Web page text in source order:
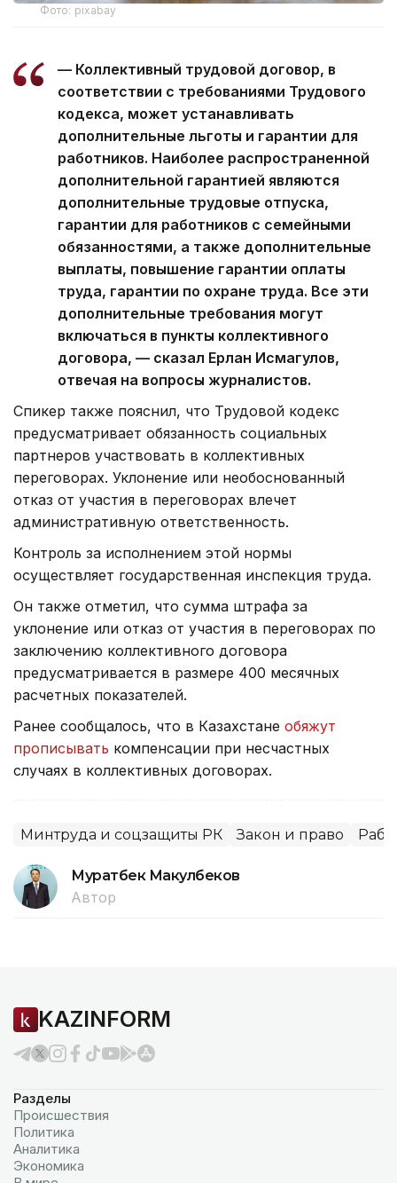
Фото: pixabay
— Коллективный трудовой договор, в
соответствии с требованиями Трудового
кодекса, может устанавливать
дополнительные льготы и гарантии для
работников. Наиболее распространенной
дополнительной гарантией являются
дополнительные трудовые отпуска,
гарантии для работников с семейными
обязанностями, а также дополнительные
выплаты, повышение гарантии оплаты
труда, гарантии по охране труда. Все эти
дополнительные требования могут
включаться в пункты коллективного
договора, — сказал Ерлан Исмагулов,
отвечая на вопросы журналистов.
Спикер также пояснил, что Трудовой кодекс
предусматривает обязанность социальных
партнеров участвовать в коллективных
переговорах. Уклонение или необоснованный
отказ от участия в переговорах влечет
административную ответственность.
Контроль за исполнением этой нормы
осуществляет государственная инспекция труда.
Он также отметил, что сумма штрафа за
уклонение или отказ от участия в переговорах по
заключению коллективного договора
предусматривается в размере 400 месячных
расчетных показателей.
Ранее сообщалось, что в Казахстане обяжут
прописывать компенсации при несчастных
случаях в коллективных договорах.
Минтруда и соцзащиты РК Закон и право
Муратбек Макулбеков
Автор
KAZINFORM
Разделы
Происшествия
Политика
Аналитика
Экономика